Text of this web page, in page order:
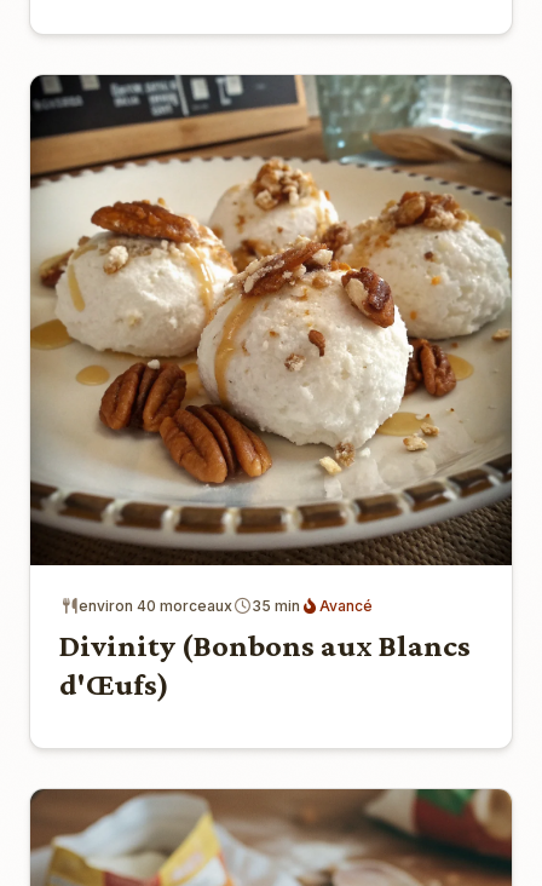
environ 40 morceaux 35 min Avancé
Divinity (Bonbons aux Blancs
d'Œufs)